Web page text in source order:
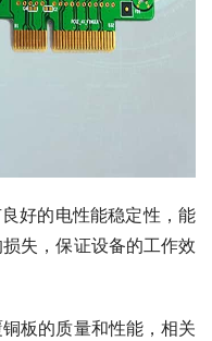
好的电性能稳定性，能
失，保证设备的工作效
板的质量和性能，相关